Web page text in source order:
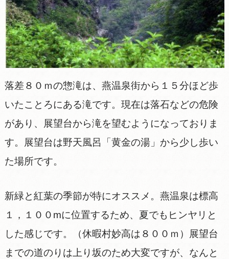
落差８０ｍの惣滝は、燕温泉街から１５分ほど歩
いたことろにある滝です。現在は落石などの危険
があり、展望台から滝を望むようになっておりま
す。展望台は野天風呂「黄金の湯」から少し歩い
た場所です。
新緑と紅葉の季節が特にオススメ。燕温泉は標高
１，１００mに位置するため、夏でもヒンヤリと
した感じです。（休暇村妙高は８００ｍ）展望台
までの道のりは上り坂のため大変ですが、なんと